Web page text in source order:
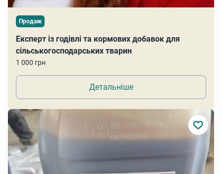
Продаж
Експерт із годівлі та кормових добавок для
сільськогосподарських тварин
1 000 грн
Детальніше